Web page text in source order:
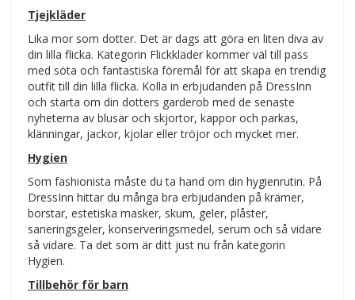
Tjejkläder
Lika mor som dotter. Det är dags att göra en liten diva av
din lilla flicka. Kategorin Flickkläder kommer väl till pass
med söta och fantastiska föremål för att skapa en trendig
outfit till din lilla flicka. Kolla in erbjudanden på DressInn
och starta om din dotters garderob med de senaste
nyheterna av blusar och skjortor, kappor och parkas,
klänningar, jackor, kjolar eller tröjor och mycket mer.
Hygien
Som fashionista måste du ta hand om din hygienrutin. På
DressInn hittar du många bra erbjudanden på krämer,
borstar, estetiska masker, skum, geler, plåster,
saneringsgeler, konserveringsmedel, serum och så vidare
så vidare. Ta det som är ditt just nu från kategorin
Hygien.
Tillbehör för barn